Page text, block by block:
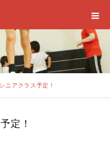
ニアクラス予定！
定！